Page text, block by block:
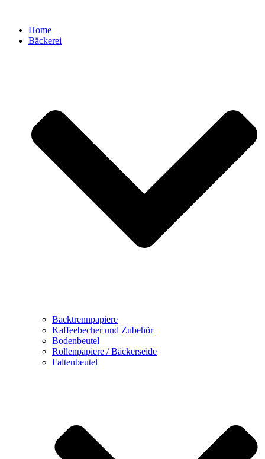
springenHome
Bäckerei
Backtrennpapiere
Kaffeebecher und Zubehör
Bodenbeutel
Rollenpapiere / Bäckerseide
Faltenbeutel